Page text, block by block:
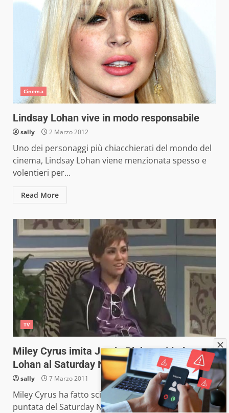
Cinema
Lindsay Lohan vive in modo responsabile
sally 2 Marzo 2012
Uno dei personaggi più chiacchierati del mondo del
cinema, Lindsay Lohan viene menzionata spesso e
volentieri per...
Read More
TV
Miley Cyrus imita Justin Bieber e Lindsay
Lohan al Saturday Night Live (video)
sally 7 Marzo 2011
Miley Cyrus ha fatto scintille durante la scorsa
puntata del Saturday Night Live, dimostrando di